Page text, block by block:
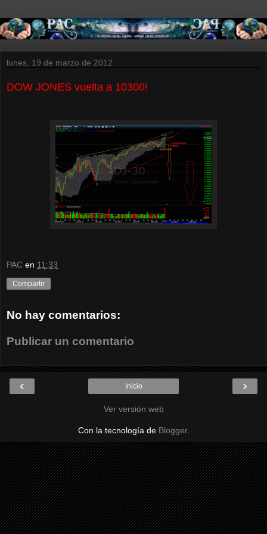
lunes, 19 de marzo de 2012
DOW JONES vuelta a 10300!
PAC en 11:33
Compartir
No hay comentarios:
Publicar un comentario
‹ ›
Inicio
Ver versión web
Con la tecnología de Blogger.